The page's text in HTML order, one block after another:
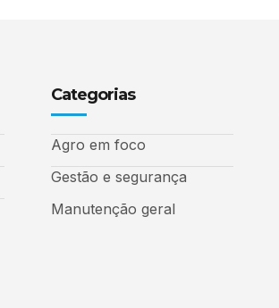
Categorias
Agro em foco
Gestão e segurança
Manutenção geral